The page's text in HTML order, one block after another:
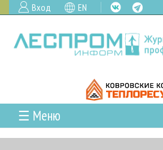
Вход EN
☰ Меню
ГЛАВНАЯ